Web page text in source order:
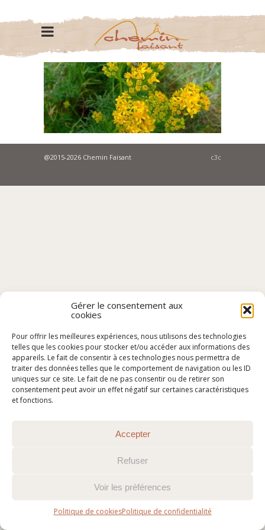
Gérer le consentement aux
cookies
Pour offrir les meilleures expériences, nous utilisons des technologies
telles que les cookies pour stocker et/ou accéder aux informations des
appareils. Le fait de consentir à ces technologies nous permettra de
traiter des données telles que le comportement de navigation ou les ID
uniques sur ce site. Le fait de ne pas consentir ou de retirer son
consentement peut avoir un effet négatif sur certaines caractéristiques
et fonctions.
Accepter
Refuser
Voir les préférences
Politique de cookiesPolitique de confidentialité
@2015-2026 Chemin Faisant c3c